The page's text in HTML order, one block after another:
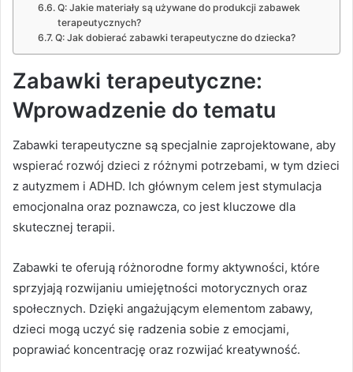
Q: Jakie materiały są używane do produkcji zabawek
terapeutycznych?
Q: Jak dobierać zabawki terapeutyczne do dziecka?
Zabawki terapeutyczne:
Wprowadzenie do tematu
Zabawki terapeutyczne są specjalnie zaprojektowane, aby
wspierać rozwój dzieci z różnymi potrzebami, w tym dzieci
z autyzmem i ADHD. Ich głównym celem jest stymulacja
emocjonalna oraz poznawcza, co jest kluczowe dla
skutecznej terapii.
Zabawki te oferują różnorodne formy aktywności, które
sprzyjają rozwijaniu umiejętności motorycznych oraz
społecznych. Dzięki angażującym elementom zabawy,
dzieci mogą uczyć się radzenia sobie z emocjami,
poprawiać koncentrację oraz rozwijać kreatywność.